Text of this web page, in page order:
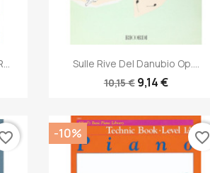
 Anteprima
Sulle Rive Del Danubio Op....
10,15 € 9,14 €
-10% favorite_border